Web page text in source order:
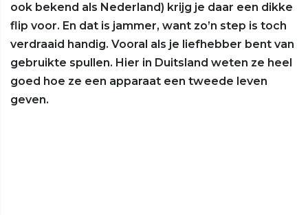
ook bekend als Nederland) krijg je daar een dikke
flip voor. En dat is jammer, want zo’n step is toch
verdraaid handig. Vooral als je liefhebber bent van
gebruikte spullen. Hier in Duitsland weten ze heel
goed hoe ze een apparaat een tweede leven
geven.